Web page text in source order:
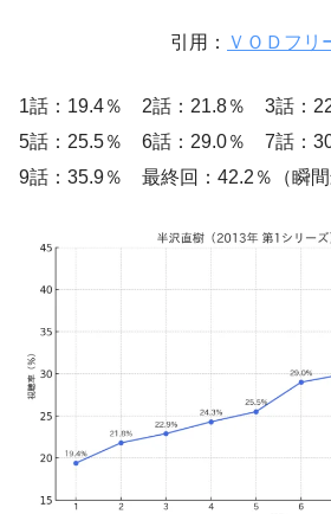
引用： ＶＯＤフリ
1話：19.4％ 2話：21.8％ 3話：
5話：25.5％ 6話：29.0％ 7話：
9話：35.9％ 最終回：42.2％（瞬間